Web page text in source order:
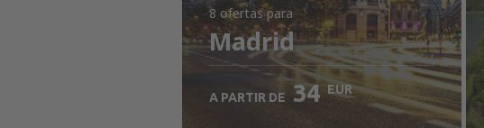
8 ofertaspara
Madrid
A PARTIR DE 34 EUR